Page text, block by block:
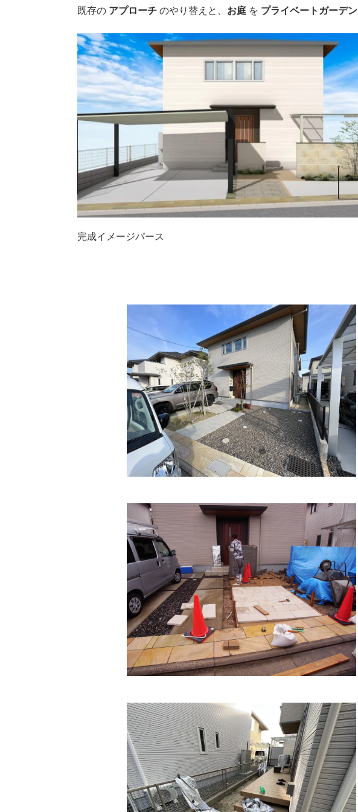
既存の アプローチのやり替えと、 お庭 を プライベートガーデン
完成イメージパース